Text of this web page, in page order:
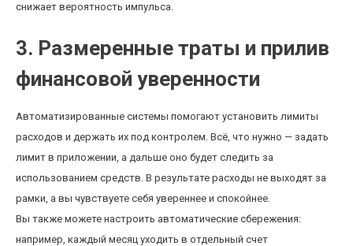
снижает вероятность импульса.
3. Размеренные траты и прилив
финансовой уверенности
Автоматизированные системы помогают установить лимиты
расходов и держать их под контролем. Всё, что нужно — задать
лимит в приложении, а дальше оно будет следить за
использованием средств. В результате расходы не выходят за
рамки, а вы чувствуете себя увереннее и спокойнее.
Вы также можете настроить автоматические сбережения:
например, каждый месяц уходить в отдельный счет